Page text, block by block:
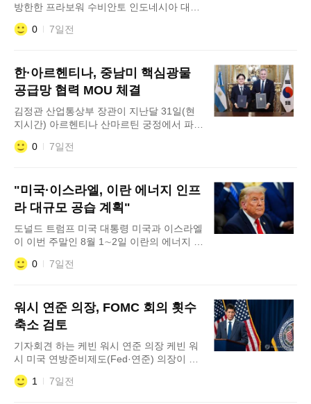
방한한 프라보워 수비안토 인도네시아 대통
령을 영접하고 있다. 프라보워 수비안토 인
도네시아 대통령이 올해 4월 한국을 국빈 방
을 받았으며 자신이 가겠다고 답했다고 밝혔
다. 1일 연합뉴스가 로이터통신과 인도네시
아 주간지 템포를 인용해 보도한 내용에 따
르면 프라보워 대통령은 전날 대통령궁에서
열린 인도네시
0 7일전
한·아르헨티나, 중남미 핵심광물
공급망 협력 MOU 체결
김정관 산업통상부 장관이 지난달 31일(현
지시간) 아르헨티나 산마르틴 궁정에서 파블
로 키르노 마그라네 아르헨티나 외교·통상·
종교부 장관과 핵심광물 협력을 위한 MOU
계기로 양국 간 핵심광물 협력을 강화한다.
연합뉴스에 따르면 산업통상부는 김정관 산
업부 장관이 지난달 31일 아르헨티나 경제
부와 '한&midd
0 7일전
"미국·이스라엘, 이란 에너지 인프
라 대규모 공습 계획"
도널드 트럼프 미국 대통령 미국과 이스라엘
이 이번 주말인 8월 1∼2일 이란의 에너지 인
프라를 겨냥해 역대 가장 강력한 수준의 공
습 작전 중 하나를 추진 중이라고 미국 언론
설 등을 보복 대상으로 삼을 수 있다며 맞대
응을 예고했다. 1일 연합뉴스가 미국 CBS
방송을 인용해 보도한 내용에 따르면, 미국
측에서는 이번 공습이 미국뿐
0 7일전
워시 연준 의장, FOMC 회의 횟수
축소 검토
기자회견 하는 케빈 워시 연준 의장 케빈 워
시 미국 연방준비제도(Fed·연준) 의장이 기
준금리를 결정하는 연방공개시장위원회
(FOMC) 정례회의 횟수를 줄이는 방안을 검
1 7일전